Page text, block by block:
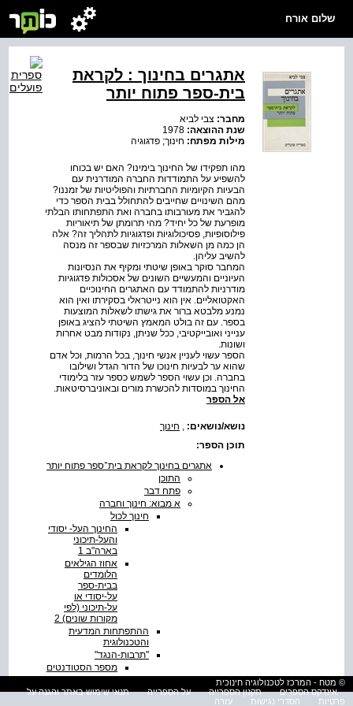
שלום אורח
אתגרים בחינוך : לקראת
בית-ספר פתוח יותר
מחבר: צבי לביא
שנת ההוצאה:
מילות מפתח: חינוך; פדגוגיה
מהו תפקידו של החינוך בימינו? האם יש בכוחו
להשפיע על התמודדות החברה המודרנית עם
הבעיות הקיומיות החברתיות והפוליטיות של זמננו?
מהם השינויים שחייבים להתחולל בבית הספר כדי
להגביר את מעורבותו בחברה ואת התפתחותו הבלתי
מופרעת של כל יחיד? מהי תרומתן של תיאוריות
פילוסופיות, פסיכולוגיות ופדגוגיות לתהליך זה? אלה
הן כמה מן השאלות המרכזיות שבספר זה מנסה
להשיב עליהן.
המחבר סוקר באופן שיטתי ומקיף את הנסיונות
העיוניים והמעשיים השונים של אסכולות פדגוגיות
מודרניות להתמודד עם האתגרים החינוכיים
האקטואליים. אין הוא נייטראלי בסקירתו ואין הוא
נמנע מלבטא ברור את גישתו לשאלות המוצעות
בספר. עם זה בולט המאמץ השיטתי להציג באופן
ענייני ואובייקטיבי, ככל שניתן, נקודות מבט אחרות
ושונות.
הספר עשוי לעניין אנשי חינוך, בכל הרמות, וכל אדם
שהוא ער לבעיות חינוכו של הדור הגדל ושילובו
בחברה. וכן עשוי הספר לשמש כספר עזר בלימודי
החינוך במוסדות להכשרת מורים ובאוניברסיטאות.
אל הספר
נושא/נושאים:
חינוך
תוכן הספר:
אתגרים בחינוך לקראת בית־ספר פתוח יותר
התוכן
פתח דבר
א מבוא: חינוך וחברה
חינוך לכול
החינוך העל- יסודי
והעל-תיכוני
בארה"ב 1
אחוז הגילאים
הלומדים
בבית-ספר
על-יסודי או
על-תיכוני (לפי
מקורות שונים) 2
ההתפתחות המדעית
והטכנולוגית
"תרבות-הנגד"
מספר הסטודנטים
בארצות שונות
ביבליוגרפיה
© מטח - המרכז לטכנולוגיה חינוכית
אינדקס הספרים
תקנון הספרייה על הספרייה
תנאי שימוש באתר והגנה על
פרטיות
הסדרי נגישות עזרה